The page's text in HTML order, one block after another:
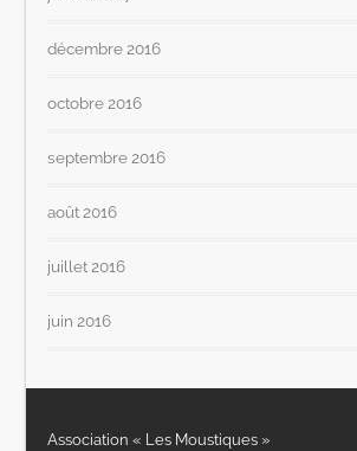
décembre 2016
octobre 2016
septembre 2016
août 2016
juillet 2016
juin 2016
Association « Les Moustiques »